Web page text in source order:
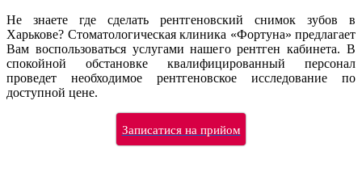
Не знаете где сделать рентгеновский снимок зубов в
Харькове? Стоматологическая клиника «Фортуна» предлагает
Вам воспользоваться услугами нашего рентген кабинета. В
спокойной обстановке квалифицированный персонал
проведет необходимое рентгеновское исследование по
доступной цене.
Записатися на прийом